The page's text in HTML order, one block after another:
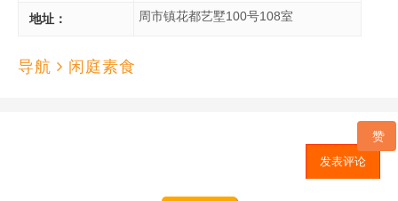
地址： 周市镇花都艺墅100号108室
导航 闲庭素食
赞
发表评论